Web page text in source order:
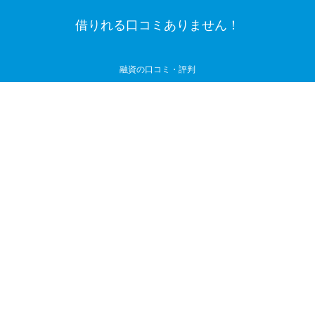
借りれる口コミありません！
融資の口コミ・評判